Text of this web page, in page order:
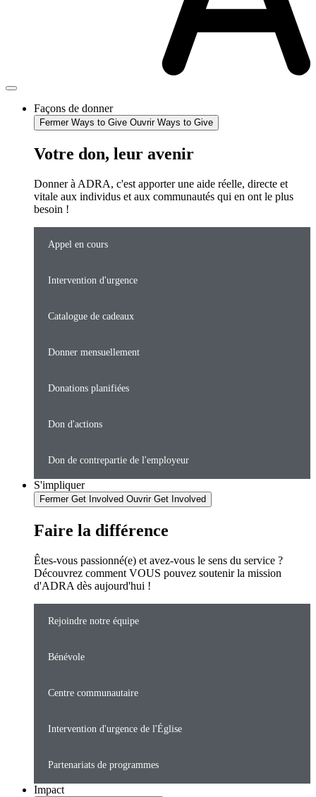
Façons de donner
Fermer Ways to Give Ouvrir Ways to Give
Votre don, leur avenir
Donner à ADRA, c'est apporter une aide réelle, directe et
vitale aux individus et aux communautés qui en ont le plus
besoin !
Appel en cours
Intervention d'urgence
Catalogue de cadeaux
Donner mensuellement
Donations planifiées
Don d'actions
Don de contrepartie de l'employeur
S'impliquer
Fermer Get Involved Ouvrir Get Involved
Faire la différence
Êtes-vous passionné(e) et avez-vous le sens du service ?
Découvrez comment VOUS pouvez soutenir la mission
d'ADRA dès aujourd'hui !
Rejoindre notre équipe
Bénévole
Centre communautaire
Intervention d'urgence de l'Église
Partenariats de programmes
Impact